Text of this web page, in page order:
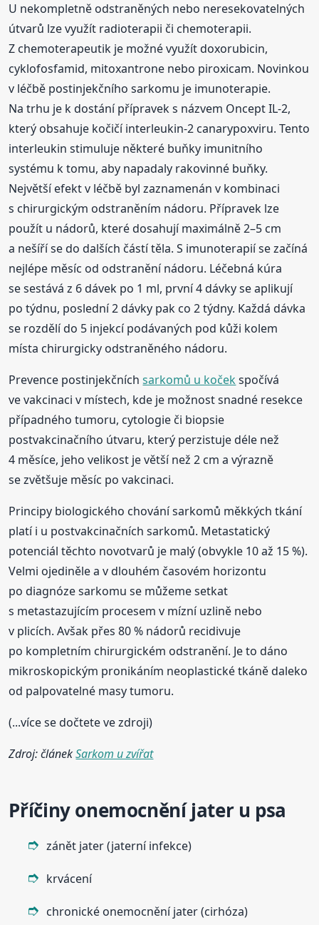
U nekompletně odstraněných nebo neresekovatelných
útvarů lze využít radioterapii či chemoterapii.
Z chemoterapeutik je možné využít doxorubicin,
cyklofosfamid, mitoxantrone nebo piroxicam. Novinkou
v léčbě postinjekčního sarkomu je imunoterapie.
Na trhu je k dostání přípravek s názvem Oncept IL-2,
který obsahuje kočičí interleukin-2 canarypoxviru. Tento
interleukin stimuluje některé buňky imunitního
systému k tomu, aby napadaly rakovinné buňky.
Největší efekt v léčbě byl zaznamenán v kombinaci
s chirurgickým odstraněním nádoru. Přípravek lze
použít u nádorů, které dosahují maximálně 2–5 cm
a nešíří se do dalších částí těla. S imunoterapií se začíná
nejlépe měsíc od odstranění nádoru. Léčebná kúra
se sestává z 6 dávek po 1 ml, první 4 dávky se aplikují
po týdnu, poslední 2 dávky pak co 2 týdny. Každá dávka
se rozdělí do 5 injekcí podávaných pod kůži kolem
místa chirurgicky odstraněného nádoru.
Prevence postinjekčníchsarkomů u kočekspočívá
ve vakcinaci v místech, kde je možnost snadné resekce
případného tumoru, cytologie či biopsie
postvakcinačního útvaru, který perzistuje déle než
4 měsíce, jeho velikost je větší než 2 cm a výrazně
se zvětšuje měsíc po vakcinaci.
Principy biologického chování sarkomů měkkých tkání
platí i u postvakcinačních sarkomů. Metastatický
potenciál těchto novotvarů je malý (obvykle 10 až 15 %).
Velmi ojediněle a v dlouhém časovém horizontu
po diagnóze sarkomu se můžeme setkat
s metastazujícím procesem v mízní uzlině nebo
v plicích. Avšak přes 80 % nádorů recidivuje
po kompletním chirurgickém odstranění. Je to dáno
mikroskopickým pronikáním neoplastické tkáně daleko
od palpovatelné masy tumoru.
(...více se dočtete ve zdroji)
Zdroj: článekSarkom u zvířat
Příčiny onemocnění jater u psa
zánět jater (jaterní infekce)
krvácení
chronické onemocnění jater (cirhóza)